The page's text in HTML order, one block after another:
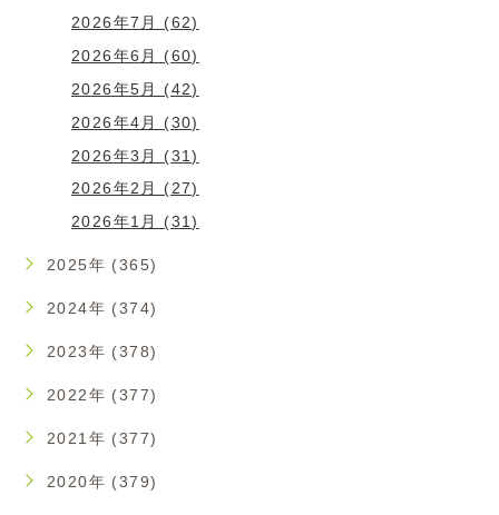
2026年7月 (62)
2026年6月 (60)
2026年5月 (42)
2026年4月 (30)
2026年3月 (31)
2026年2月 (27)
2026年1月 (31)
2025年 (365)
2024年 (374)
2023年 (378)
2022年 (377)
2021年 (377)
2020年 (379)